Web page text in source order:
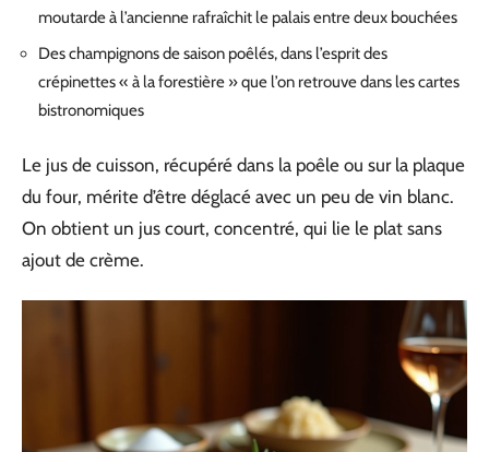
moutarde à l’ancienne rafraîchit le palais entre deux bouchées
Des champignons de saison poêlés, dans l’esprit des
crépinettes « à la forestière » que l’on retrouve dans les cartes
bistronomiques
Le jus de cuisson, récupéré dans la poêle ou sur la plaque
du four, mérite d’être déglacé avec un peu de vin blanc.
On obtient un jus court, concentré, qui lie le plat sans
ajout de crème.